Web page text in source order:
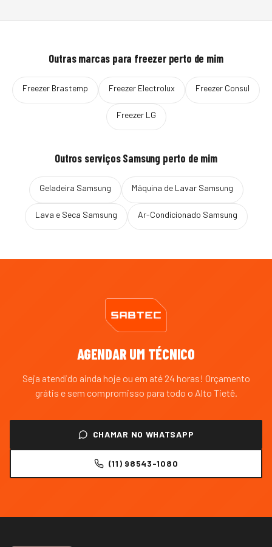
Outras marcas para freezerperto de mim
Freezer Brastemp Freezer Electrolux Freezer Consul
Freezer LG
Outros serviçosSamsung perto de mim
Geladeira Samsung Máquina de Lavar Samsung
Lava e Seca Samsung Ar-Condicionado Samsung
AGENDAR UM TÉCNICO
Seja atendido ainda hoje ou em até 24 horas! Orçamento
grátis e sem compromisso para todo o Alto Tietê.
CHAMAR NO WHATSAPP
(11) 98543-1080